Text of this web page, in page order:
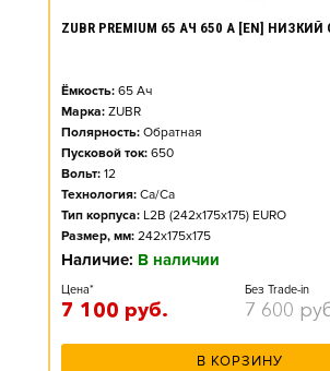
ZUBR PREMIUM 65 АЧ 650 А [EN]
Ёмкость: 65 Ач
Марка: ZUBR
Полярность: Обратная
Пусковой ток: 650
Вольт: 12
Технология: Ca/Ca
Тип корпуса: L2B (242x175x175) EURO
Размер, мм: 242x175x175
Наличие: В наличии
Цена*
7 100 руб.
Без Trade-in
7 600
В КОРЗИНУ